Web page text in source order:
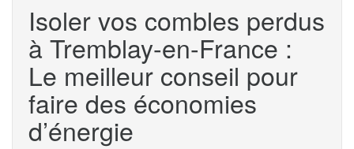
Isoler vos combles perdus
à Tremblay-en-France :
Le meilleur conseil pour
faire des économies
d’énergie